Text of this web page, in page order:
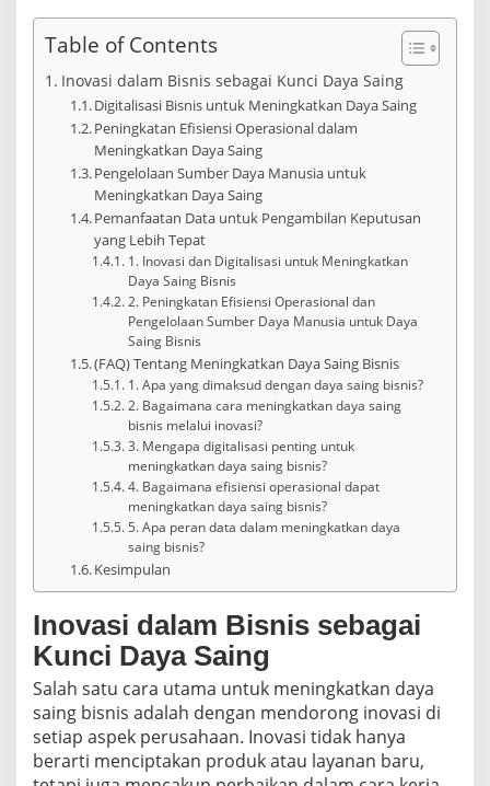
Table of Contents
Inovasi dalam Bisnis sebagai Kunci Daya Saing
Digitalisasi Bisnis untuk Meningkatkan Daya Saing
Peningkatan Efisiensi Operasional dalam
Meningkatkan Daya Saing
Pengelolaan Sumber Daya Manusia untuk
Meningkatkan Daya Saing
Pemanfaatan Data untuk Pengambilan Keputusan
yang Lebih Tepat
1. Inovasi dan Digitalisasi untuk Meningkatkan
Daya Saing Bisnis
2. Peningkatan Efisiensi Operasional dan
Pengelolaan Sumber Daya Manusia untuk Daya
Saing Bisnis
(FAQ) Tentang Meningkatkan Daya Saing Bisnis
1. Apa yang dimaksud dengan daya saing bisnis?
2. Bagaimana cara meningkatkan daya saing
bisnis melalui inovasi?
3. Mengapa digitalisasi penting untuk
meningkatkan daya saing bisnis?
4. Bagaimana efisiensi operasional dapat
meningkatkan daya saing bisnis?
5. Apa peran data dalam meningkatkan daya
saing bisnis?
Kesimpulan
Inovasi dalam Bisnis sebagai
Kunci Daya Saing
Salah satu cara utama untuk meningkatkan daya
saing bisnis adalah dengan mendorong inovasi di
setiap aspek perusahaan. Inovasi tidak hanya
berarti menciptakan produk atau layanan baru,